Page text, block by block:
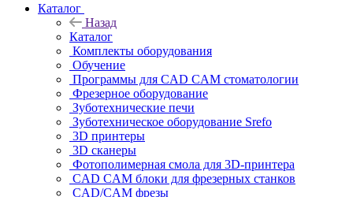
Каталог
Назад
Каталог
Комплекты оборудования
Обучение
Программы для CAD CAM стоматологии
Фрезерное оборудование
Зуботехнические печи
Зуботехническое оборудование Srefo
3D принтеры
3D сканеры
Фотополимерная смола для 3D-принтера
CAD CAM блоки для фрезерных станков
CAD/CAM фрезы